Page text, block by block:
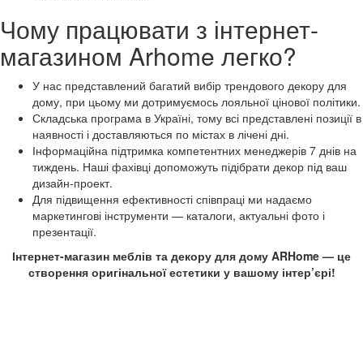
Чому працювати з інтернет-
магазином Arhome легко?
У нас представлений багатий вибір трендового декору для
дому, при цьому ми дотримуємось лояльної цінової політики.
Складська програма в Україні, тому всі представлені позиції в
наявності і доставляються по містах в лічені дні.
Інформаційна підтримка компетентних менеджерів 7 днів на
тиждень. Наші фахівці допоможуть підібрати декор під ваш
дизайн-проект.
Для підвищення ефективності співпраці ми надаємо
маркетингові інструменти — каталоги, актуальні фото і
презентації.
Інтернет-магазин меблів та декору для дому ARHome — це
створення оригінальної естетики у вашому інтер’єрі!